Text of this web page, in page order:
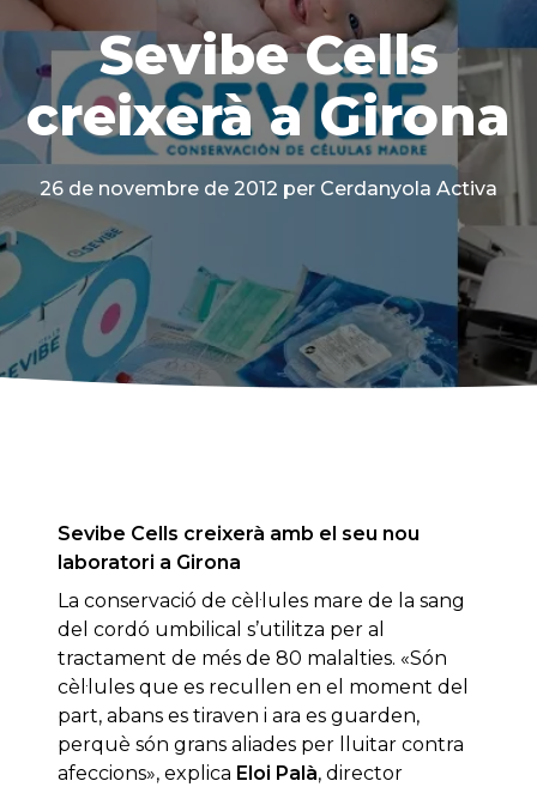
Sevibe Cells
creixerà a Girona
26 de novembre de 2012 per Cerdanyola Activa
Sevibe Cells creixerà amb el seu nou
laboratori a Girona
La conservació de cèl·lules mare de la sang
del cordó umbilical s’utilitza per al
tractament de més de 80 malalties. «Són
cèl·lules que es recullen en el moment del
part, abans es tiraven i ara es guarden,
perquè són grans aliades per lluitar contra
afeccions», explica Eloi Palà, director